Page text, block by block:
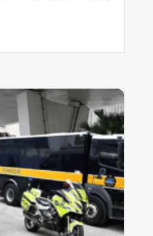
belooft om de vrijheid van